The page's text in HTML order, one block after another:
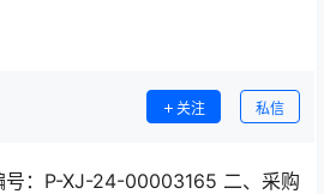
关注 私信
号：P-XJ-24-00003165 二、采购